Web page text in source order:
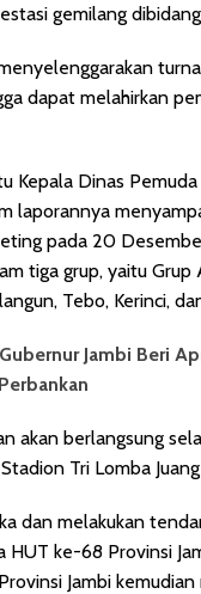
gemilang
dapat melahirkan
Kepala Dinas
laporannya
pada 20
tiga grup, yaitu Grup
Tebo, Kerinci,
Gubernur Jambi Beri
akan berlangsung
Tri Lomba
dan melakukan
HUT ke-68 Provinsi
Jambi